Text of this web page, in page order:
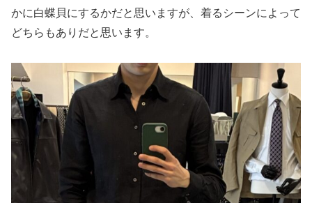
かに白蝶貝にするかだと思いますが、着るシーンによって
どちらもありだと思います。